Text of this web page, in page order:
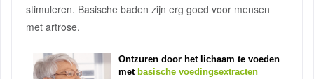
stimuleren. Basische baden zijn erg goed voor mensen
met artrose.
Ontzuren door het lichaam te voeden
met basische voedingsextracten